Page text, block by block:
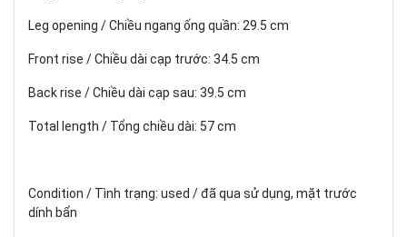
Leg opening / Chiều ngang ống quần: 29.5 cm
Front rise / Chiều dài cạp trước: 34.5 cm
Back rise / Chiều dài cạp sau: 39.5 cm
Total length / Tổng chiều dài: 57 cm
Condition / Tình trạng: used / đã qua sử dụng, mặt trước
dính bẩn